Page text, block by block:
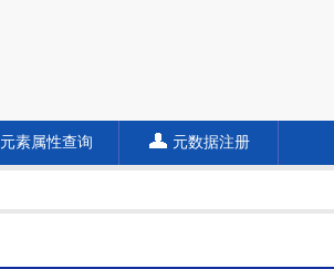
元素属性查询 元数据注册